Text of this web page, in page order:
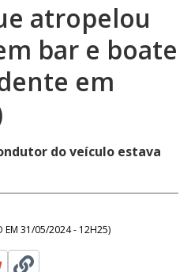
atropelou
bar e boate
em
do veículo estava
EM 31/05/2024 - 12H25)